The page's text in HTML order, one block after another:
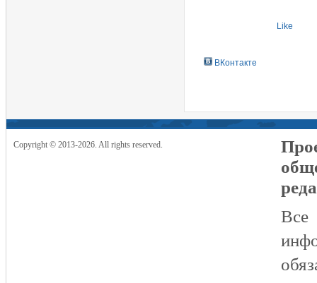
Like
ВКонтакте
Copyright © 2013-2026. All rights reserved.